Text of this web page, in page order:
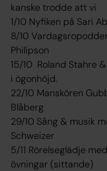
kanske trodde att vi
1/10 Nyfiken på Sari
8/10
Philipson
15/10 Roland Stahre
i ögonhöjd.
22/10 Manskören
Blåberg
29/10 Sång & musik
Schweizer
5/11 Rörelseglädje
övningar (sittande)